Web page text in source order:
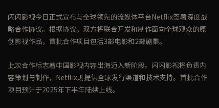
闪闪影视今日正式宣布与全球领先的流媒体平台Netflix签署深度战
略合作协议。根据协议，双方将联合开发和制作面向全球观众的原
创影视作品，首批合作项目包括3部电影和2部剧集。
此次合作标志着中国影视内容出海迈入新阶段。闪闪影视将负责内
容策划与制作，Netflix则提供全球发行渠道和技术支持。首批合作
项目预计于2025年下半年陆续上线。